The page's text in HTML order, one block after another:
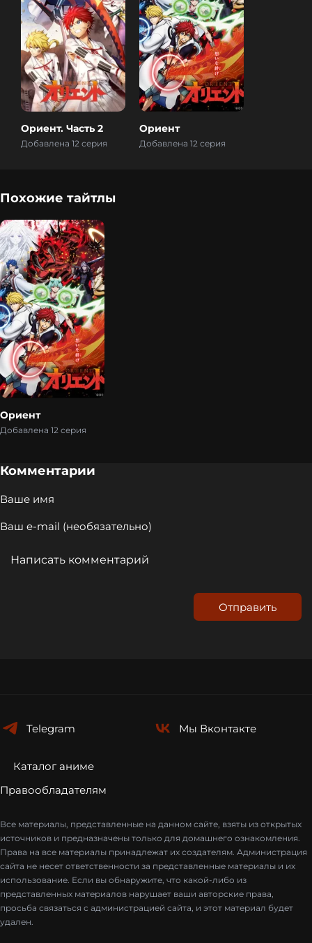
Ориент. Часть 2
Добавлена 12 серия
Ориент
Добавлена 12 серия
Похожие тайтлы
Ориент
Добавлена 12 серия
Комментарии
Отправить
Telegram Мы Вконтакте
Каталог аниме
Правообладателям
Все материалы, представленные на данном сайте, взяты из открытых
источников и предназначены только для домашнего ознакомления.
Права на все материалы принадлежат их создателям. Администрация
сайта не несет ответственности за представленные материалы и их
использование. Если вы обнаружите, что какой-либо из
представленных материалов нарушает ваши авторские права,
просьба связаться с администрацией сайта, и этот материал будет
удален.